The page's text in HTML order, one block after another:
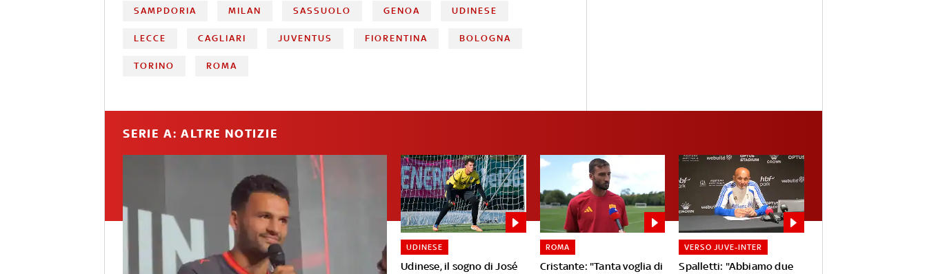
SAMPDORIA MILAN SASSUOLO GENOA UDINESE
LECCE CAGLIARI JUVENTUS FIORENTINA BOLOGNA
TORINO ROMA
SERIE A: ALTRE NOTIZIE
Udinese, il sogno di José
UDINESE
Cristante: "Tanta voglia di
ROMA
Spalletti: "Abbiamo due
VERSO JUVE-INTER